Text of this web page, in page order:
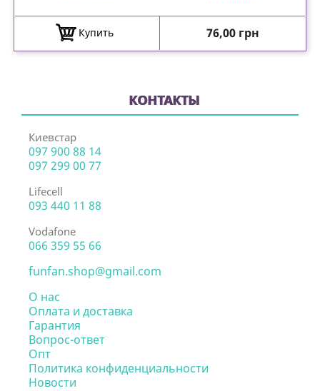
Купить Цена
76,00 грн
КОНТАКТЫ
Киевстар
097 900 88 14
097 299 00 77
Lifecell
093 440 11 88
Vodafone
066 359 55 66
funfan.shop@gmail.com
О нас
Оплата и доставка
Гарантия
Вопрос-ответ
Опт
Политика конфиденциальности
Новости